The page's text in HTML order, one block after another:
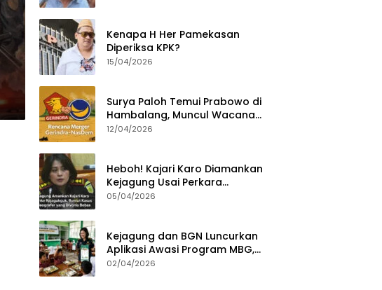
Kenapa H Her Pamekasan
Diperiksa KPK?
15/04/2026
Surya Paloh Temui Prabowo di
Hambalang, Muncul Wacana
Penggabungan NasDem dan
12/04/2026
Heboh! Kajari Karo Diamankan
Kejagung Usai Perkara
Videografer Divonis Bebas
05/04/2026
Kejagung dan BGN Luncurkan
Aplikasi Awasi Program MBG,
Begini Cara Lapornya
02/04/2026